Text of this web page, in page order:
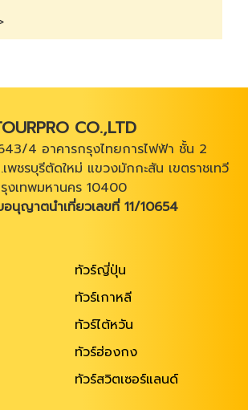
CO.,LTD
4 อาคารกรุงไทยการไฟฟ้า ชั้น 2
เพชรบุรีตัดใหม่ แขวงมักกะสัน เขตราชเทวี
งเทพมหานคร 10400
อนุญาตนำเที่ยวเลขที่ 11/10654
ทัวร์ญี่ปุ่น
ทัวร์เกาหลี
ทัวร์ไต้หวัน
ทัวร์ฮ่องกง
ทัวร์สวิตเซอร์แลนด์